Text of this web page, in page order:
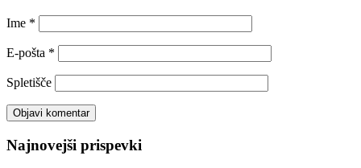
Ime *
E-pošta *
Spletišče
Najnovejši prispevki